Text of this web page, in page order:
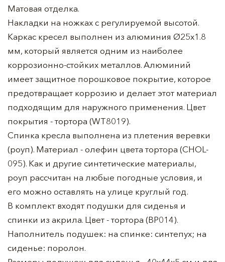
Матовая отделка.
Накладки на ножках с регулируемой высотой.
Каркас кресел выполнен из алюминия Ø25х1.8
мм, который является одним из наиболее
коррозионно-стойких металлов. Алюминий
имеет защитное порошковое покрытие, которое
предотвращает коррозию и делает этот материал
подходящим для наружного применения. Цвет
покрытия - тортора (WT8019).
Спинка кресла выполнена из плетения веревки
(роуп). Материал - олефин цвета тортора (CHOL-
095). Как и другие синтетические материалы,
роуп рассчитан на любые погодные условия, и
его можно оставлять на улице круглый год.
В комплект входят подушки для сиденья и
спинки из акрила. Цвет - тортора (BP014).
Наполнитель подушек: на спинке: синтепух; на
сиденье: поролон.